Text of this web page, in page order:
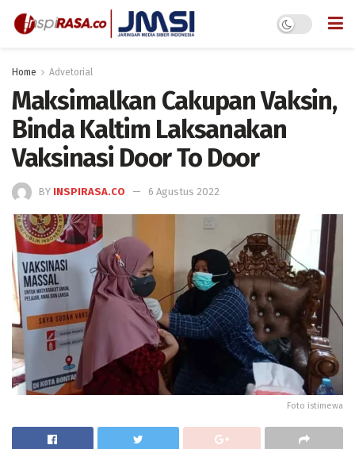
Home Advetorial
Maksimalkan Cakupan Vaksin,
Binda Kaltim Laksanakan
Vaksinasi Door To Door
BY INSPIRASA.CO 6 Agustus 2022
Foto istimewa